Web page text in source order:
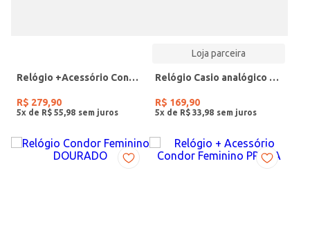
Relógio +Acessório Condor Feminino DOURADO
R$ 279,90
5x de R$ 55 98
Loja parceira
Relógio Casio analógico MW-240-4BVDF-SC
R$ 169,90
5x de R$ 33 98